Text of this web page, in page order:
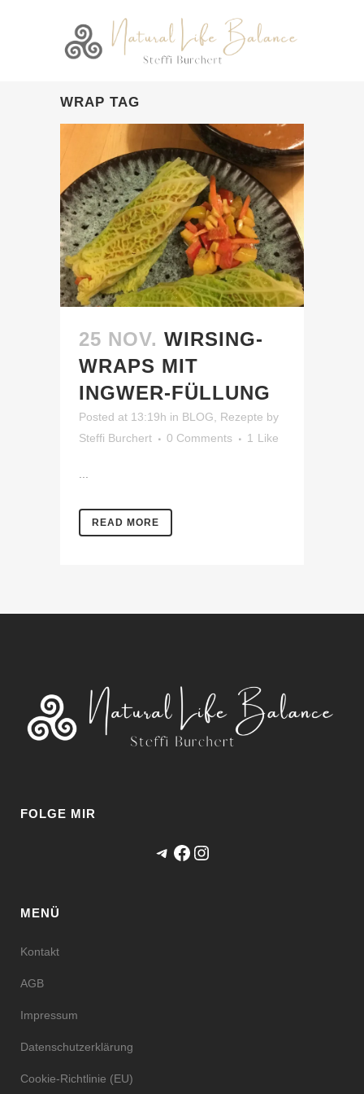
WRAP TAG
25 NOV. WIRSING-
WRAPS MIT
INGWER-FÜLLUNG
Posted at 13:19h in BLOG Rezepte by
Steffi Burchert
0 Comments 1 Like
READ MORE
FOLGE MIR
Telegram
Facebook
Instagram
MENÜ
Kontakt
AGB
Impressum
Datenschutzerklärung
Cookie-Richtlinie (EU)